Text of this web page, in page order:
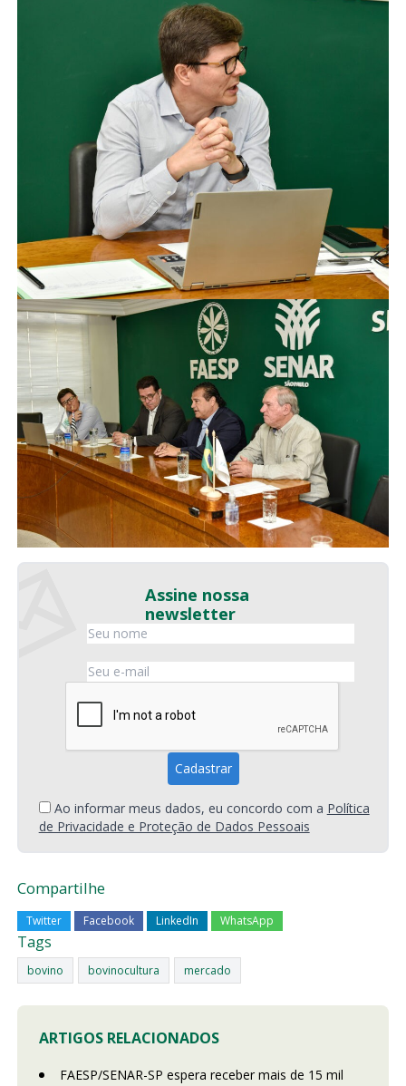
Assine nossa
newsletter
Ao informar meus dados, eu concordo com a Política
de Privacidade e Proteção de Dados Pessoais
Compartilhe
Twitter Facebook LinkedIn WhatsApp
Tags
bovino bovinocultura mercado
ARTIGOS RELACIONADOS
FAESP/SENAR-SP espera receber mais de 15 mil